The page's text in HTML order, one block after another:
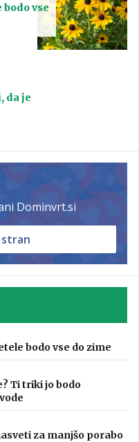
vse
da je
Dominvrt.si
stran
bodo vse do zime
Ti triki jo bodo
za manjšo porabo